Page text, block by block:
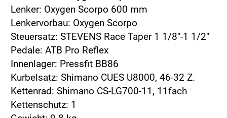
Lenker: Oxygen Scorpo 600 mm
Lenkervorbau: Oxygen Scorpo
Steuersatz: STEVENS Race Taper 1 1/8"-1 1/2"
Pedale: ATB Pro Reflex
Innenlager: Pressfit BB86
Kurbelsatz: Shimano CUES U8000, 46-32 Z.
Kettenrad: Shimano CS-LG700-11, 11fach
Kettenschutz: 1